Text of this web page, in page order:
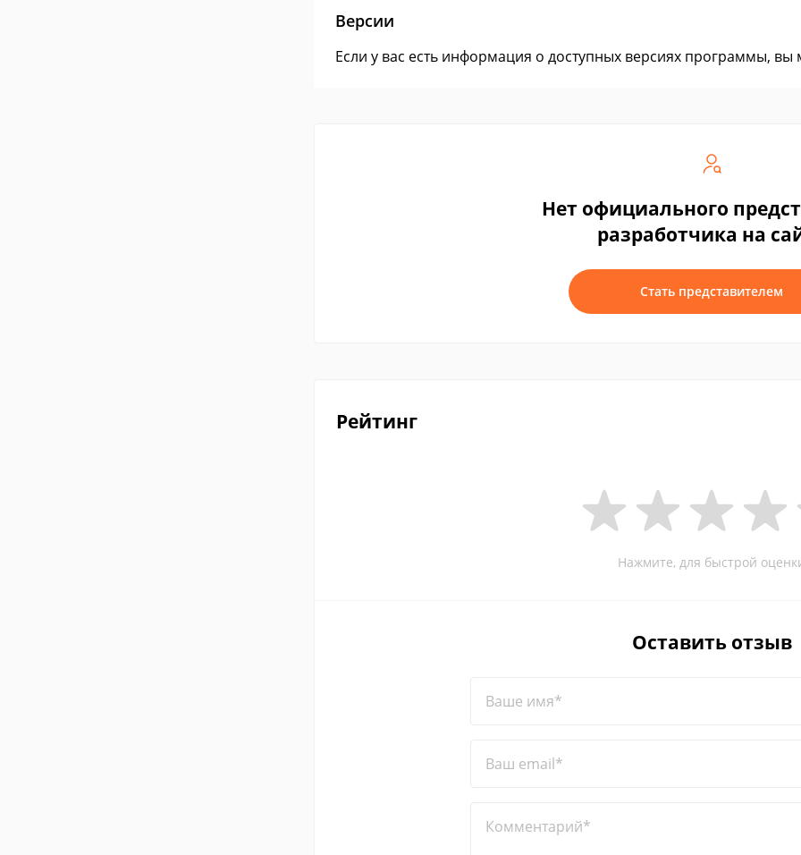
Версии
Если у вас есть информация о доступных версиях программы,
Нет официального
разработчика на
Стать представителем
Рейтинг
Нажмите, для быстрой
Оставить отзыв
Ваше имя*
Ваш email*
Комментарий*